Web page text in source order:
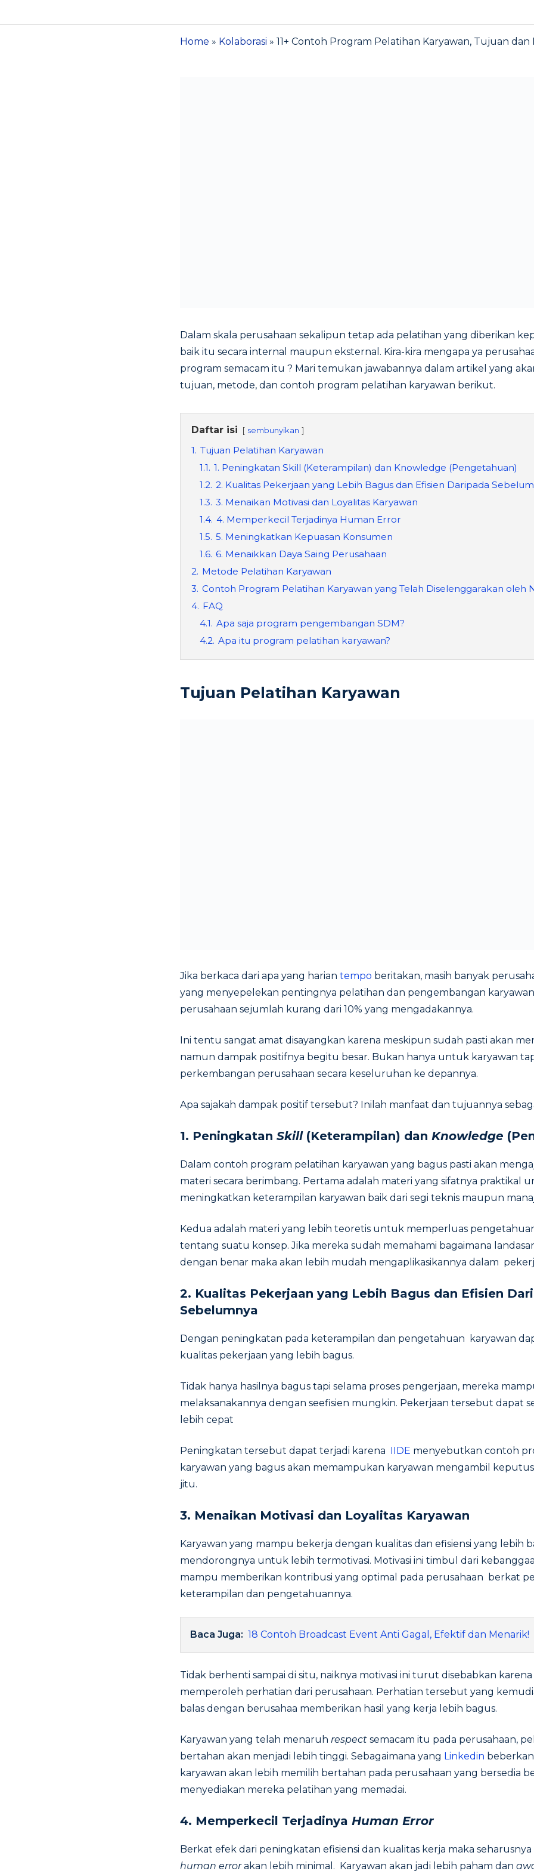
Home » Kolaborasi » 11+ Contoh Program Pelatihan Karyawan, Tujuan
Dalam skala perusahaan sekalipun tetap ada pelatihan yang diberikan
baik itu secara internal maupun eksternal. Kira-kira mengapa ya
program semacam itu ? Mari temukan jawabannya dalam artikel yang
tujuan, metode, dan contoh program pelatihan karyawan berikut.
Daftar isi sembunyikan
1. Tujuan Pelatihan Karyawan
1.1. 1. Peningkatan Skill (Keterampilan) dan Knowledge (Pengetahuan)
1.2. 2. Kualitas Pekerjaan yang Lebih Bagus dan Efisien Daripada
1.3. 3. Menaikan Motivasi dan Loyalitas Karyawan
1.4. 4. Memperkecil Terjadinya Human Error
1.5. 5. Meningkatkan Kepuasan Konsumen
1.6. 6. Menaikkan Daya Saing Perusahaan
2. Metode Pelatihan Karyawan
3. Contoh Program Pelatihan Karyawan yang Telah Diselenggarakan oleh
4. FAQ
4.1. Apa saja program pengembangan SDM?
4.2. Apa itu program pelatihan karyawan?
Tujuan Pelatihan Karyawan
Jika berkaca dari apa yang harian tempo beritakan, masih banyak
yang menyepelekan pentingnya pelatihan dan pengembangan
perusahaan sejumlah kurang dari 10% yang mengadakannya.
Ini tentu sangat amat disayangkan karena meskipun sudah pasti akan
namun dampak positifnya begitu besar. Bukan hanya untuk karyawan
perkembangan perusahaan secara keseluruhan ke depannya.
Apa sajakah dampak positif tersebut? Inilah manfaat dan tujuannya
1. Peningkatan Skill (Keterampilan) dan Knowledge
Dalam contoh program pelatihan karyawan yang bagus pasti akan
materi secara berimbang. Pertama adalah materi yang sifatnya praktikal
meningkatkan keterampilan karyawan baik dari segi teknis maupun
Kedua adalah materi yang lebih teoretis untuk memperluas
tentang suatu konsep. Jika mereka sudah memahami bagaimana
dengan benar maka akan lebih mudah mengaplikasikannya dalam
2. Kualitas Pekerjaan yang Lebih Bagus dan Efisien
Sebelumnya
Dengan peningkatan pada keterampilan dan pengetahuan karyawan
kualitas pekerjaan yang lebih bagus.
Tidak hanya hasilnya bagus tapi selama proses pengerjaan, mereka
melaksanakannya dengan seefisien mungkin. Pekerjaan tersebut dapat
lebih cepat
Peningkatan tersebut dapat terjadi karena IIDE menyebutkan contoh
karyawan yang bagus akan memampukan karyawan mengambil
jitu.
3. Menaikan Motivasi dan Loyalitas Karyawan
Karyawan yang mampu bekerja dengan kualitas dan efisiensi yang lebih
mendorongnya untuk lebih termotivasi. Motivasi ini timbul dari
mampu memberikan kontribusi yang optimal pada perusahaan berkat
keterampilan dan pengetahuannya.
Baca Juga: 18 Contoh Broadcast Event Anti Gagal, Efektif dan Menarik!
Tidak berhenti sampai di situ, naiknya motivasi ini turut disebabkan
memperoleh perhatian dari perusahaan. Perhatian tersebut yang
balas dengan berusahaa memberikan hasil yang kerja lebih bagus.
Karyawan yang telah menaruh respect semacam itu pada perusahaan,
bertahan akan menjadi lebih tinggi. Sebagaimana yang Linkedin
karyawan akan lebih memilih bertahan pada perusahaan yang bersedia
menyediakan mereka pelatihan yang memadai.
4. Memperkecil Terjadinya Human Error
Berkat efek dari peningkatan efisiensi dan kualitas kerja maka
human errorakan lebih minimal. Karyawan akan jadi lebih paham dan